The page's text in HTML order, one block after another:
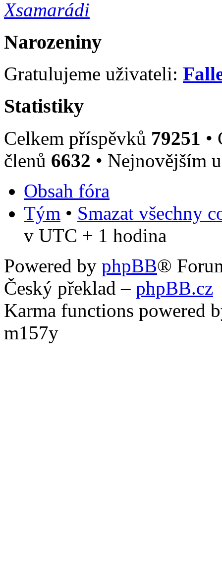
Xsamarádi
Narozeniny
Gratulujeme uživateli:
Statistiky
Celkem příspěvků 79251 •
členů 6632 • Nejnovějším
Obsah fóra
Tým • Smazat všechny
v UTC + 1 hodina
Powered by phpBB®
Český překlad – phpBB.cz
Karma functions powered
m157y